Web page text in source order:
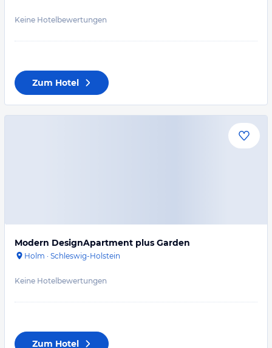
Keine Hotelbewertungen
Zum Hotel
Modern DesignApartment plus Garden
Holm · Schleswig-Holstein
Keine Hotelbewertungen
Zum Hotel